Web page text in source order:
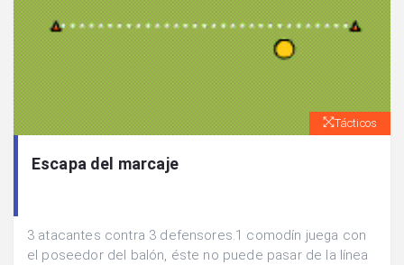
Tácticos
Escapa del marcaje
3 atacantes contra 3 defensores.1 comodín juega con
el poseedor del balón, éste no puede pasar de la línea